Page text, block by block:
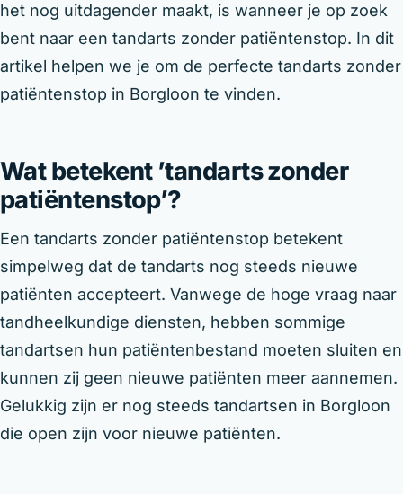
het nog uitdagender maakt, is wanneer je op zoek
bent naar een tandarts zonder patiëntenstop. In dit
artikel helpen we je om de perfecte tandarts zonder
patiëntenstop in Borgloon te vinden.
Wat betekent ’tandarts zonder
patiëntenstop’?
Een tandarts zonder patiëntenstop betekent
simpelweg dat de tandarts nog steeds nieuwe
patiënten accepteert. Vanwege de hoge vraag naar
tandheelkundige diensten, hebben sommige
tandartsen hun patiëntenbestand moeten sluiten en
kunnen zij geen nieuwe patiënten meer aannemen.
Gelukkig zijn er nog steeds tandartsen in Borgloon
die open zijn voor nieuwe patiënten.